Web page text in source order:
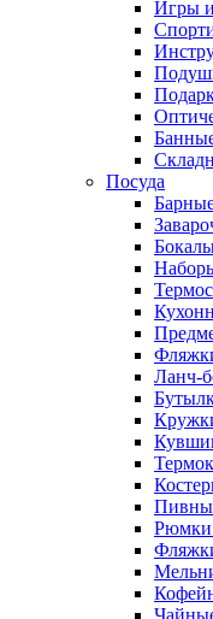
Игры
Посуда
Ланч-
Рюмки